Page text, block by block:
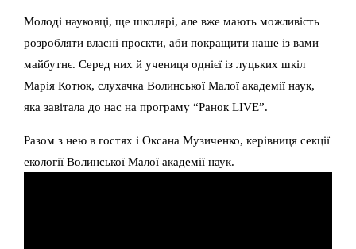
Молоді науковці, ще школярі, але вже мають можливість
розробляти власні проєкти, аби покращити наше із вами
майбутнє. Серед них й учениця однієї із луцьких шкіл
Марія Котюк, слухачка Волинської Малої академії наук,
яка завітала до нас на програму “Ранок LIVE”.
Разом з нею в гостях і Оксана Музиченко, керівниця секції
екології Волинської Малої академії наук.